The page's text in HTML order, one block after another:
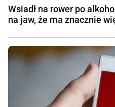
Wsiadł na rower po
na jaw, że ma znacznie